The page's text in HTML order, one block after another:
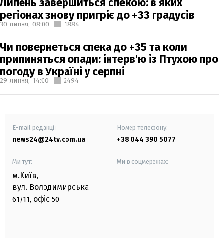
регіонах знову пригріє до +33 градусів
30 липня, 08:00 1884
Чи повернеться спека до +35 та коли
припиняться опади: інтерв'ю із Птухою про
погоду в Україні у серпні
29 липня, 14:00 2494
E-mail редакції
news24@24tv.com.ua
Номер телефону:
+38 044 390 5077
Ми тут:
м.Київ,
вул. Володимирська
61/11, офіс 50
Ми в соцмережах: